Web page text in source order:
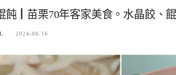
飩┃苗栗70年客家美食。水晶餃、
2024-08-16